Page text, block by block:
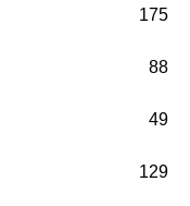
175
88
49
129